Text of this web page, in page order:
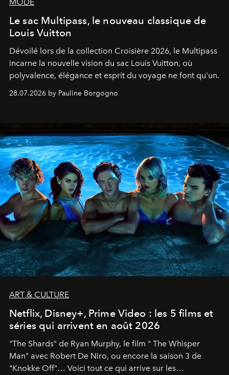
Le sac Multipass, le nouveau classique de
Louis Vuitton
Dévoilé lors de la collection Croisière 2026, le Multipass
incarne la nouvelle vision du sac Louis Vuitton, où
polyvalence, élégance et esprit du voyage ne font qu'un.
28.07.2026 by Pauline Borgogno
ART & CULTURE
Netflix, Disney+, Prime Video : les 5 films et
séries qui arrivent en août 2026
"The Shards" de Ryan Murphy, le film " The Whisper
Man" avec Robert De Niro, ou encore la saison 3 de
"Knokke Off"… Voici tout ce qui arrive sur les